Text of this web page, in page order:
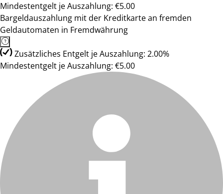
Mindestentgelt je Auszahlung: €5.00
Bargeldauszahlung mit der Kreditkarte an fremden
Geldautomaten in Fremdwährung
Zusätzliches Entgelt je Auszahlung: 2.00%
Mindestentgelt je Auszahlung: €5.00